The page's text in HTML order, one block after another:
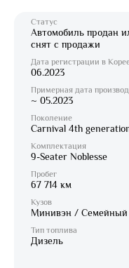
Статус
Автомобиль продан
снят с продажи
Дата регистрации в
06.2023
Примерная дата
~ 05.2023
Поколение
Carnival 4th
Комплектация
9-Seater Noblesse
Пробег
67 714 км
Кузов
Минивэн / Семейный
Тип топлива
Дизель